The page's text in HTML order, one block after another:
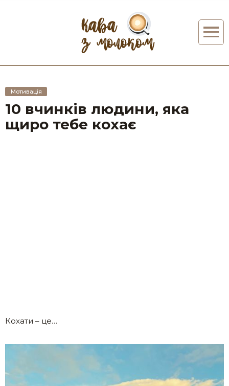
Мотивація
10 вчинків людини, яка
щиро тебе кохає
Кохати – це…